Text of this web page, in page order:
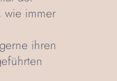
wie immer
ihren